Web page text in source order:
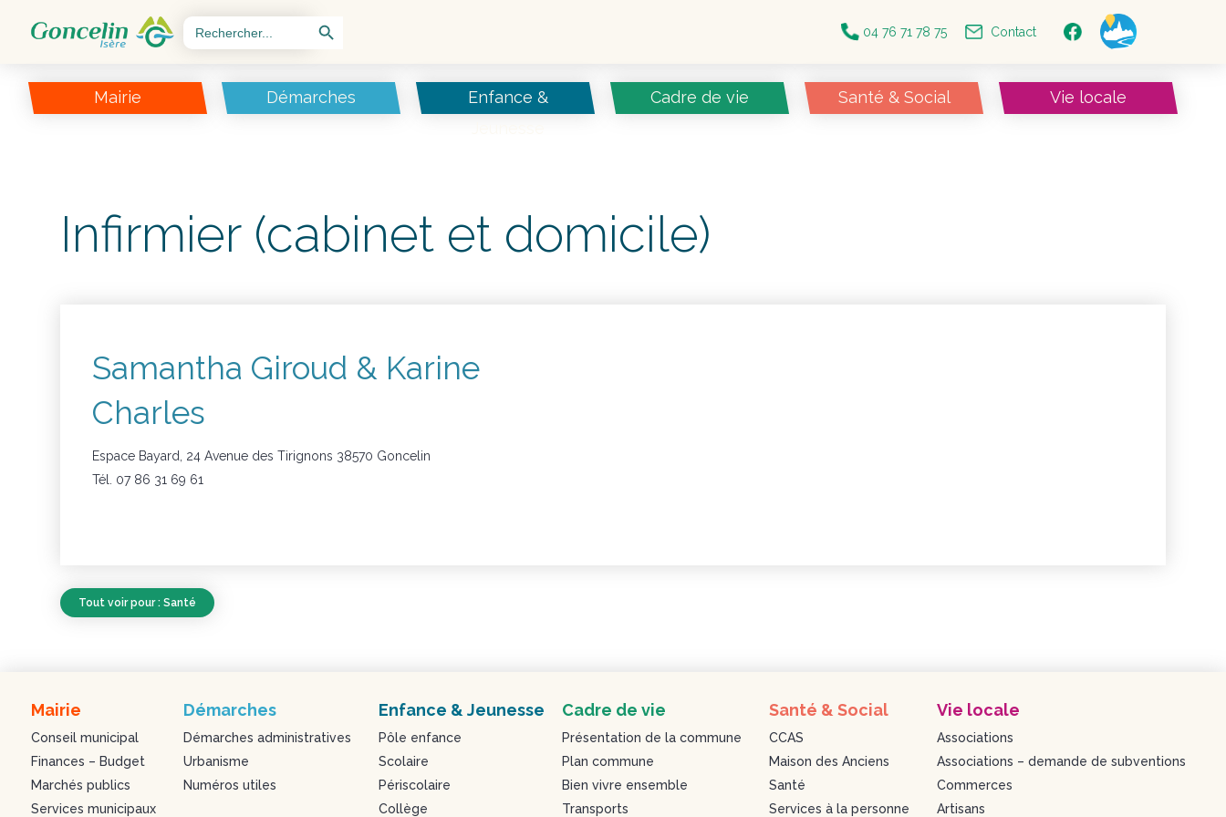
Search
for:
Search Button
04 76 71 78 75 Contact
Mairie Démarches
Enfance &
Cadre de vie Santé & Social Vie locale
Infirmier (cabinet et domicile)
Samantha Giroud & Karine
Charles
Espace Bayard, 24 Avenue des Tirignons 38570 Goncelin
Tél. 07 86 31 69 61
Tout voir pour : Santé
Mairie
Conseil municipal
Finances – Budget
Marchés publics
Services municipaux
Démarches
Démarches administratives
Urbanisme
Numéros utiles
Enfance & Jeunesse
Pôle enfance
Scolaire
Périscolaire
Collège
Cadre de vie
Présentation de la commune
Plan commune
Bien vivre ensemble
Transports
Santé & Social
CCAS
Maison des Anciens
Santé
Services à la personne
Vie locale
Associations
Associations – demande de subventions
Commerces
Artisans